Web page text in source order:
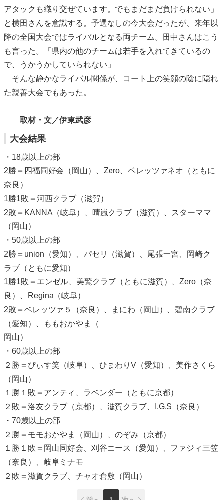
アタックも織り交ぜています。でもまだまだ負けられない」
と横田さんを意識する。予選なしの今大会だったが、来年以
降の全国大会ではライバルとなる両チーム。田中さんはこう
も言った。「県内の他のチームは若手を入れてきているの
で、うかうかしていられない」
そんな静かなライバル関係が、コート上の笑顔の陰に隠れ
た親善大会でもあった。
取材・文／伊東武彦
大会結果
・18歳以上の部
2勝＝四福同好会（岡山）、Zero、ベレッツァネオ（ともに
奈良）
1勝1敗＝河西クラブ（滋賀）
2敗＝KANNA（岐阜）、晴嵐クラブ（滋賀）、スターママ
（岡山）
・50歳以上の部
2勝＝union（愛知）、パセリ（滋賀）、尾張一宮、岡崎ク
ラブ（ともに愛知）
1勝1敗＝エンゼル、美鷲クラブ（ともに滋賀）、Zero（奈
良）、Regina（岐阜）
2敗＝ベレッツァ５（奈良）、まにわ（岡山）、碧南クラブ
（愛知）、ももおかやま（
岡山）
・60歳以上の部
２勝＝ぴぃす笑（岐阜）、ひまわりV（愛知）、美作さくら
（岡山）
１勝１敗＝アンティ、ラベンダー（ともに京都）
２敗＝洛友クラブ（京都）、滋賀クラブ、I.G.S（奈良）
・70歳以上の部
２勝＝モモおかやま（岡山）、のぞみ（京都）
１勝１敗＝岡山同好会、刈谷エース（愛知）、ファジィ三笠
（奈良）、岐阜ミナモ
２敗＝滋賀クラブ、チャオ倉敷（岡山）